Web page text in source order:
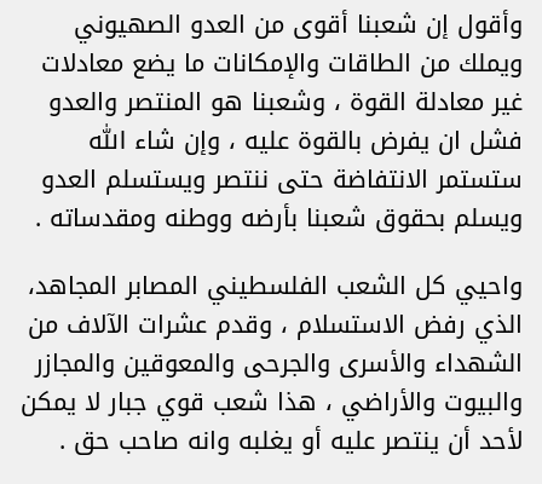
وأقول إن شعبنا أقوى من العدو الصهيوني
ويملك من الطاقات والإمكانات ما يضع معادلات
غير معادلة القوة ، وشعبنا هو المنتصر والعدو
فشل ان يفرض بالقوة عليه ، وإن شاء الله
ستستمر الانتفاضة حتى ننتصر ويستسلم العدو
ويسلم بحقوق شعبنا بأرضه ووطنه ومقدساته .
واحيي كل الشعب الفلسطيني المصابر المجاهد،
الذي رفض الاستسلام ، وقدم عشرات الآلاف من
الشهداء والأسرى والجرحى والمعوقين والمجازر
والبيوت والأراضي ، هذا شعب قوي جبار لا يمكن
لأحد أن ينتصر عليه أو يغلبه وانه صاحب حق .